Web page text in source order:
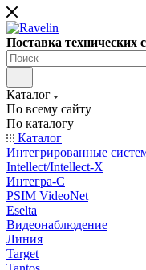
Поставка технических
Каталог
По всему сайту
По каталогу
Каталог
Интегрированные
Intellect/Intellect-X
Интегра-С
PSIM VideoNet
Eselta
Видеонаблюдение
Линия
Target